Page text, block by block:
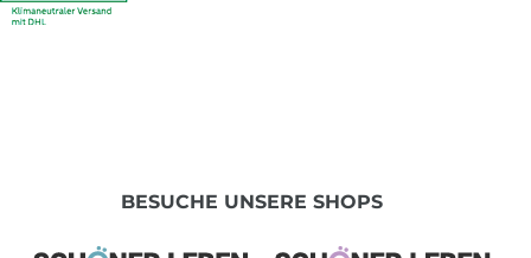
BESUCHE UNSERE SHOPS